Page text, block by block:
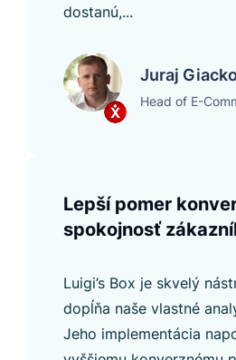
dostanú,...
Juraj
Head of E-
Lepší pomer
spokojnosť
Luigi’s Box je skvelý
dopĺňa naše vlastné
Jeho implementácia